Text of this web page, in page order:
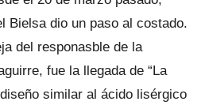
Bielsa dio un paso al costado.
del responasble de la
fue la llegada de “La
similar al ácido lisérgico